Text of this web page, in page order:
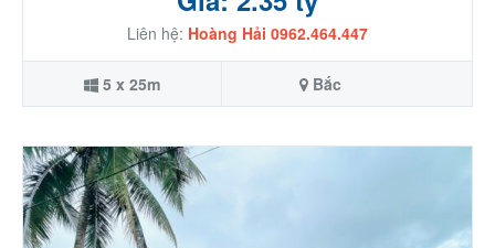
Liên hệ: Hoàng Hải 0962.464.447
5 x 25m Bắc